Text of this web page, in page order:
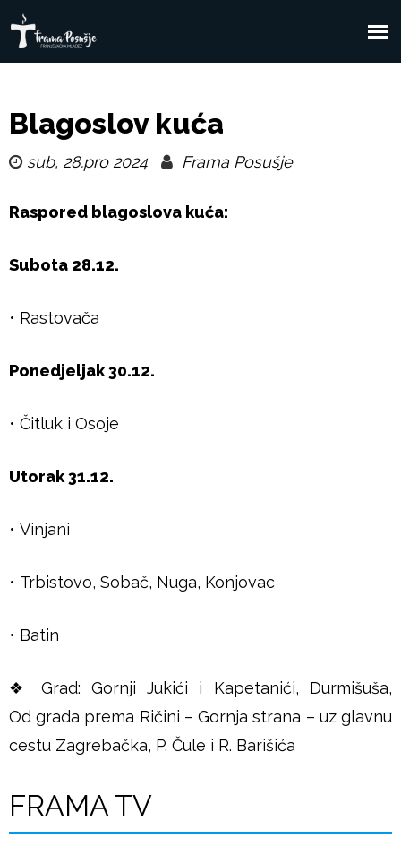
izbornik
r
a
m
s
u
š
Blagoslov kuća
sub, 28.pro 2024 Frama Posušje
Raspored blagoslova kuća:
Subota 28.12.
• Rastovača
Ponedjeljak 30.12.
• Čitluk i Osoje
Utorak 31.12.
• Vinjani
• Trbistovo, Sobač, Nuga, Konjovac
• Batin
❖ Grad: Gornji Jukići i Kapetanići, Durmišuša,
Od grada prema Ričini – Gornja strana – uz glavnu
cestu Zagrebačka, P. Čule i R. Barišića
FRAMA TV